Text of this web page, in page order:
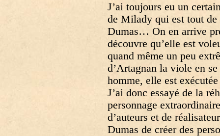
J’ai toujours eu un
de Milady qui est tout de
Dumas… On en arrive
découvre qu’elle est
quand même un peu
d’Artagnan la viole en
homme, elle est
J’ai donc essayé de la
personnage
d’auteurs et de
Dumas de créer des